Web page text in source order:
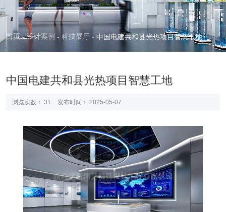
案例详情
CASE
首页-设计案例 - 科技展厅 - 中国电建共和县光热项目智慧工地
中国电建共和县光热项目智慧工地
浏览次数： 31 发布时间： 2025-05-07